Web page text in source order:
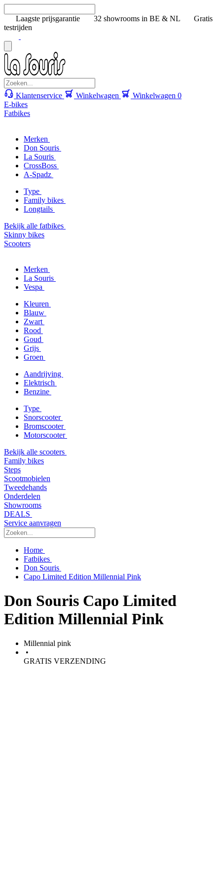
Laagste prijsgarantie 32 showrooms in BE & NL
Gratis
testrijden
Klantenservice Winkelwagen Winkelwagen 0
E-bikes
Fatbikes
Merken
Don Souris
La Souris
CrossBoss
A-Spadz
Type
Family bikes
Longtails
Bekijk alle fatbikes
Skinny bikes
Scooters
Merken
La Souris
Vespa
Kleuren
Blauw
Zwart
Rood
Goud
Grijs
Groen
Aandrijving
Elektrisch
Benzine
Type
Snorscooter
Bromscooter
Motorscooter
Bekijk alle scooters
Family bikes
Steps
Scootmobielen
Tweedehands
Onderdelen
Showrooms
DEALS
Service aanvragen
Home
Fatbikes
Don Souris
Capo Limited Edition Millennial Pink
Don Souris Capo Limited
Edition Millennial Pink
Millennial pink
•
GRATIS VERZENDING